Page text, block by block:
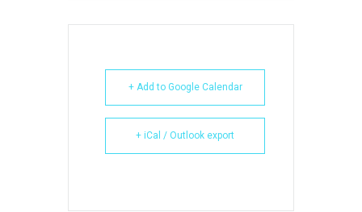
+ Add to Google Calendar
+ iCal / Outlook export